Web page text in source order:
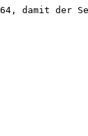
damit